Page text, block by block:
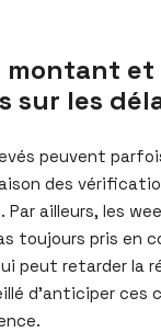
et
sur les
peuvent
des
Par ailleurs, les
toujours pris en
peut retarder la
d’anticiper ces